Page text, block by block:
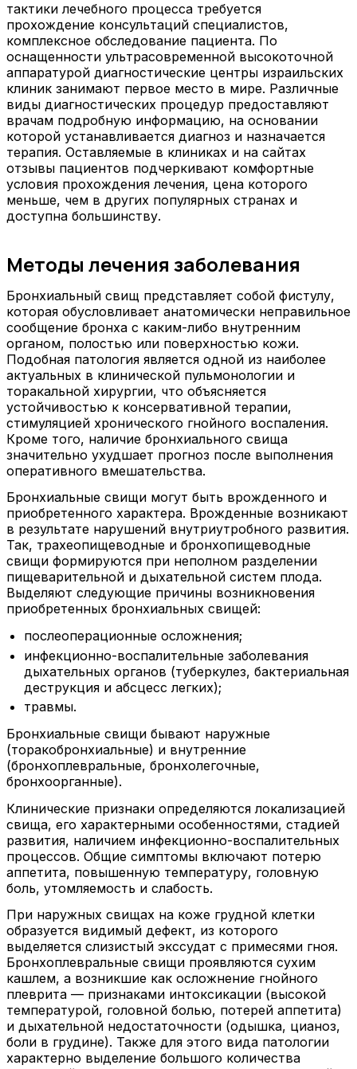
тактики лечебного процесса требуется
прохождение консультаций специалистов,
комплексное обследование пациента. По
оснащенности ультрасовременной высокоточной
аппаратурой диагностические центры израильских
клиник занимают первое место в мире. Различные
виды диагностических процедур предоставляют
врачам подробную информацию, на основании
которой устанавливается диагноз и назначается
терапия. Оставляемые в клиниках и на сайтах
отзывы пациентов подчеркивают комфортные
условия прохождения лечения, цена которого
меньше, чем в других популярных странах и
доступна большинству.
Методы лечения заболевания
Бронхиальный свищ представляет собой фистулу,
которая обусловливает анатомически неправильное
сообщение бронха с каким-либо внутренним
органом, полостью или поверхностью кожи.
Подобная патология является одной из наиболее
актуальных в клинической пульмонологии и
торакальной хирургии, что объясняется
устойчивостью к консервативной терапии,
стимуляцией хронического гнойного воспаления.
Кроме того, наличие бронхиального свища
значительно ухудшает прогноз после выполнения
оперативного вмешательства.
Бронхиальные свищи могут быть врожденного и
приобретенного характера. Врожденные возникают
в результате нарушений внутриутробного развития.
Так, трахеопищеводные и бронхопищеводные
свищи формируются при неполном разделении
пищеварительной и дыхательной систем плода.
Выделяют следующие причины возникновения
приобретенных бронхиальных свищей:
послеоперационные осложнения;
инфекционно-воспалительные заболевания
дыхательных органов (туберкулез, бактериальная
деструкция и абсцесс легких);
травмы.
Бронхиальные свищи бывают наружные
(торакобронхиальные) и внутренние
(бронхоплевральные, бронхолегочные,
бронхоорганные).
Клинические признаки определяются локализацией
свища, его характерными особенностями, стадией
развития, наличием инфекционно-воспалительных
процессов. Общие симптомы включают потерю
аппетита, повышенную температуру, головную
боль, утомляемость и слабость.
При наружных свищах на коже грудной клетки
образуется видимый дефект, из которого
выделяется слизистый экссудат с примесями гноя.
Бронхоплевральные свищи проявляются сухим
кашлем, а возникшие как осложнение гнойного
плеврита — признаками интоксикации (высокой
температурой, головной болью, потерей аппетита)
и дыхательной недостаточности (одышка, цианоз,
боли в грудине). Также для этого вида патологии
характерно выделение большого количества